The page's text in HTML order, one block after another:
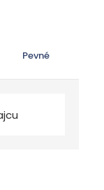
Pevné